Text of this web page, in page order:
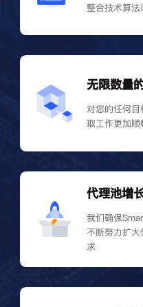
整合技术算
无限数量
对您的任何
取工作更加顺
代理池增
我们确保
不断努力扩
求